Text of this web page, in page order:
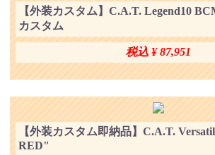
【外装カスタム】C.A.T. Legend10
カスタム
税込 ¥ 87,951
【外装カスタム即納品】C.A.T.
RED"